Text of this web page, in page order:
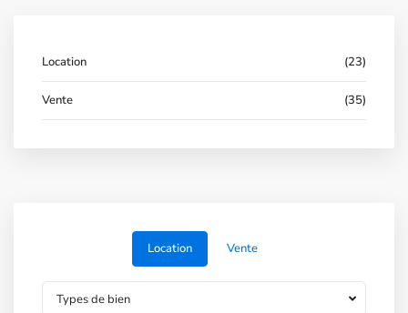
Location (23)
Vente (35)
Location Vente
Types de bien